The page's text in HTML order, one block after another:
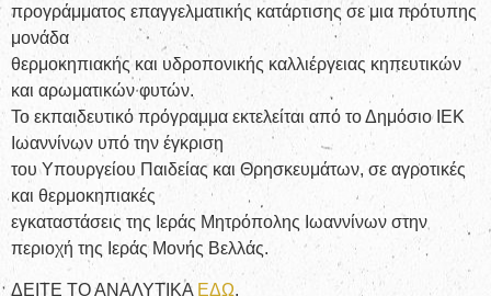
προγράμματος επαγγελματικής κατάρτισης σε μια πρότυπης
μονάδα
θερμοκηπιακής και υδροπονικής καλλιέργειας κηπευτικών
και αρωματικών φυτών.
Το εκπαιδευτικό πρόγραμμα εκτελείται από το Δημόσιο ΙΕΚ
Ιωαννίνων υπό την έγκριση
του Υπουργείου Παιδείας και Θρησκευμάτων, σε αγροτικές
και θερμοκηπιακές
εγκαταστάσεις της Ιεράς Μητρόπολης Ιωαννίνων στην
περιοχή της Ιεράς Μονής Βελλάς.
ΔΕΙΤΕ ΤΟ ΑΝΑΛΥΤΙΚΑ ΕΔΩ.